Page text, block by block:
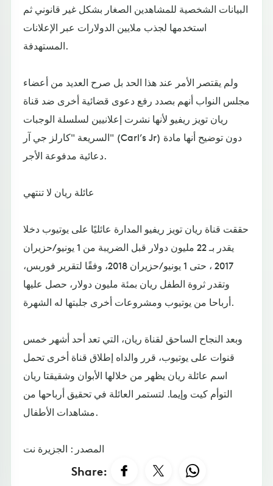
البيانات الشخصية للمشاهدين الصغار بشكل غير قانوني ثم
استخدمها لجذب ملايين الدولارات عبر الإعلانات
المستهدفة.
ولم يقتصر الأمر عند هذا الحد بل صرح العديد من أعضاء
مجلس النواب أنهم بصدد رفع دعوى قضائية أخرى ضد قناة
ريان تويز ريفيو لأنها نشرت إعلانيين لسلسلة الوجبات
السريعة "كارلز جي آر" (Carl’s Jr) دون توضيح أنها مادة
دعائية مدفوعة الأجر.
عائلة ريان لا تنتهي
حققت قناة ريان تويز ريفيو المدارة عائليًا على يوتيوب دخلا
يقدر بـ 22 مليون دولار قبل الضريبة من 1 يونيو/حزيران
2017 ، حتى 1 يونيو/حزيران 2018، وفقًا لتقرير فوربس،
وتقدر ثروة الطفل ريان بمئة مليون دولار، حصل عليها
أرباحا من يوتيوب ومشروعات أخرى جلبتها له الشهرة.
وبعد النجاح الساحق لقناة ريان، التي تعد أحد أشهر خمس
قنوات على يوتيوب، قرر والداه إطلاق قناة أخرى تحمل
اسم عائلة ريان يظهر من خلالها الأبوان وشقيقتا ريان
التوأم كيت وإيما. لتستمر العائلة في تحقيق أرباحها من
مشاهدات الأطفال.
المصدر : الجزيرة نت
Share: